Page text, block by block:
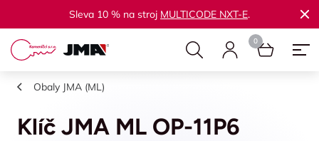
Sleva 10 % na stroj MULTICODE NXT-E.
Obaly JMA (ML)
Klíč JMA ML OP-11P6